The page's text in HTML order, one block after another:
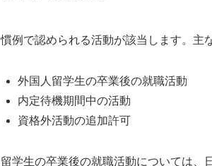
慣例で認められる活動が該当します。主
外国人留学生の卒業後の就職活動
内定待機期間中の活動
資格外活動の追加許可
留学生の卒業後の就職活動については、